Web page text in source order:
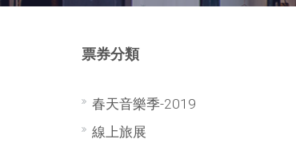
票券分類
春天音樂季-2019
線上旅展